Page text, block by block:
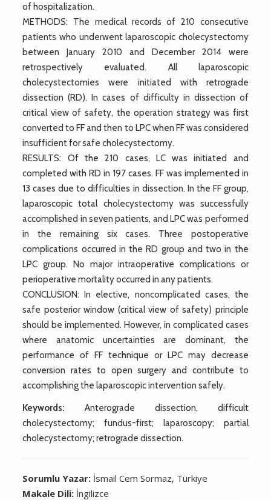
of hospitalization.
METHODS: The medical records of 210 consecutive
patients who underwent laparoscopic cholecystectomy
between January 2010 and December 2014 were
retrospectively evaluated. All laparoscopic
cholecystectomies were initiated with retrograde
dissection (RD). In cases of difficulty in dissection of
critical view of safety, the operation strategy was first
converted to FF and then to LPC when FF was considered
insufficient for safe cholecystectomy.
RESULTS: Of the 210 cases, LC was initiated and
completed with RD in 197 cases. FF was implemented in
13 cases due to difficulties in dissection. In the FF group,
laparoscopic total cholecystectomy was successfully
accomplished in seven patients, and LPC was performed
in the remaining six cases. Three postoperative
complications occurred in the RD group and two in the
LPC group. No major intraoperative complications or
perioperative mortality occurred in any patients.
CONCLUSION: In elective, noncomplicated cases, the
safe posterior window (critical view of safety) principle
should be implemented. However, in complicated cases
where anatomic uncertainties are dominant, the
performance of FF technique or LPC may decrease
conversion rates to open surgery and contribute to
accomplishing the laparoscopic intervention safely.
Keywords: Anterograde dissection, difficult
cholecystectomy; fundus-first; laparoscopy; partial
cholecystectomy; retrograde dissection.
Sorumlu Yazar: İsmail Cem Sormaz, Türkiye
Makale Dili: İngilizce